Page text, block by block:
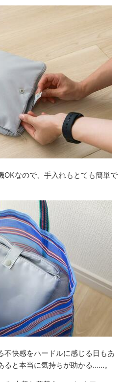
OKなので、手入れもとても簡単で
不快感をハードルに感じる日もあ
ると本当に気持ちが助かる……。